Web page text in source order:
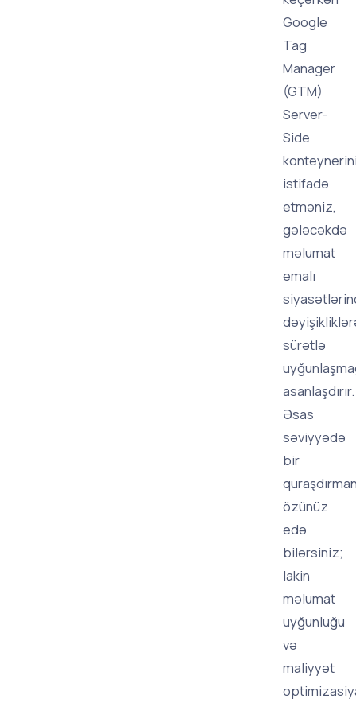
Google
Tag
Manager
(GTM)
Server-
Side
istifadə
etməniz,
gələcəkdə
məlumat
emalı
sürətlə
asanlaşdırır.
Əsas
səviyyədə
bir
özünüz
edə
bilərsiniz;
lakin
məlumat
uyğunluğu
və
maliyyət